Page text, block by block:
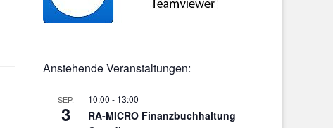
Anstehende Veranstaltungen:
SEP.
3
10:00 - 13:00
RA-MICRO Finanzbuchhaltung